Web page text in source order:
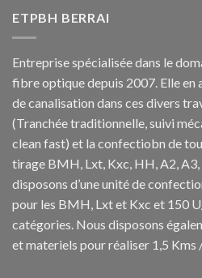
ETPBH BERRAI
Entreprise spécialisée dans le
fibre optique depuis 2007. Elle en
de canalisation dans ces divers
(Tranchée traditionnelle, suivi
clean fast) et la confectiobn de
tirage BMH, Lxt, Kxc, HH, A2, A3,
disposons d’une unité de
pour les BMH, Lxt et Kxc et 150
catégories. Nous disposons
et materiels pour réaliser 1,5 Kms